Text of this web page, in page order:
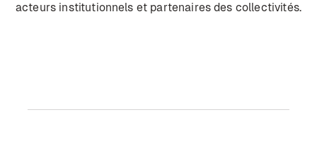
acteurs institutionnels et partenaires des collectivités.